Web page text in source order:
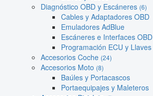
Diagnóstico OBD y Escáneres (6)
Cables y Adaptadores OBD
Emuladores AdBlue
Escáneres e Interfaces OBD
Programación ECU y Llaves
Accesorios Coche (24)
Accesorios Moto (8)
Baúles y Portacascos
Portaequipajes y Maleteros